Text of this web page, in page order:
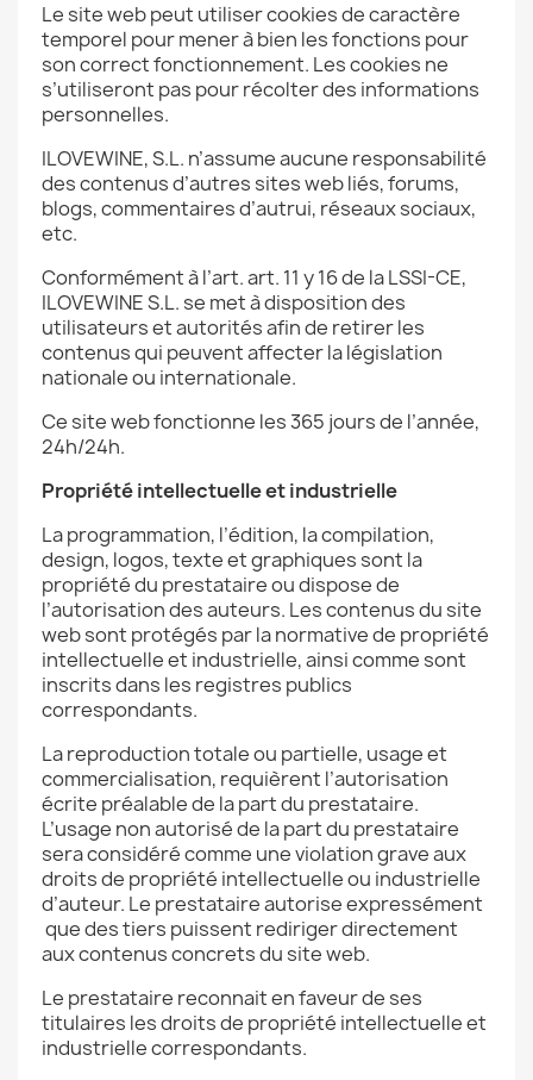
Le site web peut utiliser cookies de caractère
temporel pour mener à bien les fonctions pour
son correct fonctionnement. Les cookies ne
s’utiliseront pas pour récolter des informations
personnelles.
ILOVEWINE, S.L. n’assume aucune responsabilité
des contenus d’autres sites web liés, forums,
blogs, commentaires d’autrui, réseaux sociaux,
etc.
Conformément à l’art. art. 11 y 16 de la LSSI-CE,
ILOVEWINE S.L. se met à disposition des
utilisateurs et autorités afin de retirer les
contenus qui peuvent affecter la législation
nationale ou internationale.
Ce site web fonctionne les 365 jours de l’année,
24h/24h.
Propriété intellectuelle et industrielle
La programmation, l’édition, la compilation,
design, logos, texte et graphiques sont la
propriété du prestataire ou dispose de
l’autorisation des auteurs. Les contenus du site
web sont protégés par la normative de propriété
intellectuelle et industrielle, ainsi comme sont
inscrits dans les registres publics
correspondants.
La reproduction totale ou partielle, usage et
commercialisation, requièrent l’autorisation
écrite préalable de la part du prestataire.
L’usage non autorisé de la part du prestataire
sera considéré comme une violation grave aux
droits de propriété intellectuelle ou industrielle
d’auteur. Le prestataire autorise expressément
que des tiers puissent rediriger directement
aux contenus concrets du site web.
Le prestataire reconnait en faveur de ses
titulaires les droits de propriété intellectuelle et
industrielle correspondants.